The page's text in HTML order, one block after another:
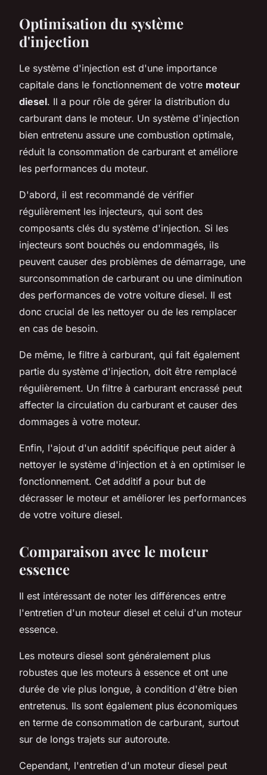
Optimisation du système
d'injection
Le système d'injection est d'une importance
capitale dans le fonctionnement de votre moteur
diesel. Il a pour rôle de gérer la distribution du
carburant dans le moteur. Un système d'injection
bien entretenu assure une combustion optimale,
réduit la consommation de carburant et améliore
les performances du moteur.
D'abord, il est recommandé de vérifier
régulièrement les injecteurs, qui sont des
composants clés du système d'injection. Si les
injecteurs sont bouchés ou endommagés, ils
peuvent causer des problèmes de démarrage, une
surconsommation de carburant ou une diminution
des performances de votre voiture diesel. Il est
donc crucial de les nettoyer ou de les remplacer
en cas de besoin.
De même, le filtre à carburant, qui fait également
partie du système d'injection, doit être remplacé
régulièrement. Un filtre à carburant encrassé peut
affecter la circulation du carburant et causer des
dommages à votre moteur.
Enfin, l'ajout d'un additif spécifique peut aider à
nettoyer le système d'injection et à en optimiser le
fonctionnement. Cet additif a pour but de
décrasser le moteur et améliorer les performances
de votre voiture diesel.
Comparaison avec le moteur
essence
Il est intéressant de noter les différences entre
l'entretien d'un moteur diesel et celui d'un moteur
essence.
Les moteurs diesel sont généralement plus
robustes que les moteurs à essence et ont une
durée de vie plus longue, à condition d'être bien
entretenus. Ils sont également plus économiques
en terme de consommation de carburant, surtout
sur de longs trajets sur autoroute.
Cependant, l'entretien d'un moteur diesel peut